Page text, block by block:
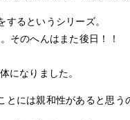
るというシリーズ。
そのへんはまた後日！！
になりました。
には親和性があると思う